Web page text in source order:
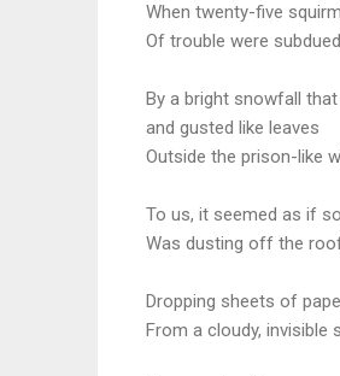
When twenty-five
Of trouble were subdued
By a bright snowfall
and gusted like leaves
Outside the prison-like
To us, it seemed as if
Was dusting off the
Dropping sheets of
From a cloudy, invisible